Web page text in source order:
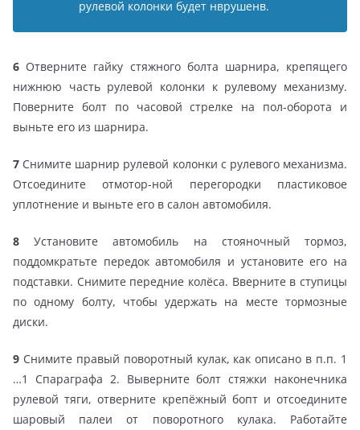
рулевой колонки будет нврушенв.
6 Отверните гайку стяжного болта шарнира, крепящего
нижнюю часть рулевой колонки к рулевому механизму.
Поверните болт по часовой стрелке на пол-оборота и
выньте его из шарнира.
7 Снимите шарнир рулевой колонки с рулевого механизма.
Отсоедините отмотор-ной перегородки пластиковое
уплотнение и выньте его в салон автомобиля.
8Установите автомобиль на стояночный тормоз,
поддомкратьте передок автомобиля и установите его на
подставки. Снимите передние колёса. Вверните в ступицы
по одному болту, чтобы удержать на месте тормозные
диски.
9 Снимите правый поворотный кулак, как описано в п.п. 1
…1 Спараграфа 2. Выверните болт стяжки наконечника
рулевой тяги, отверните крепёжный бопт и отсоедините
шаровый палеи от поворотного кулака. Работайте